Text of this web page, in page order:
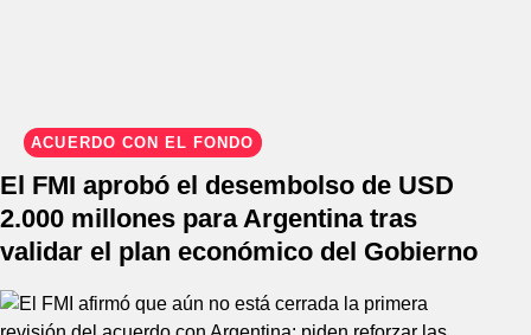
ACUERDO CON EL FONDO
El FMI aprobó el desembolso de USD
2.000 millones para Argentina tras
validar el plan económico del Gobierno